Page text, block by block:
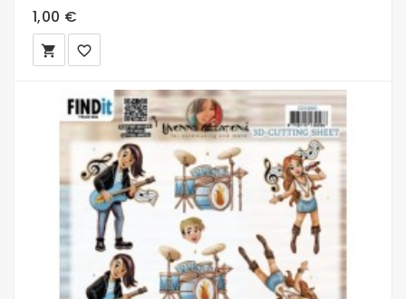
1,00 €
local_grocery_store favorite_border